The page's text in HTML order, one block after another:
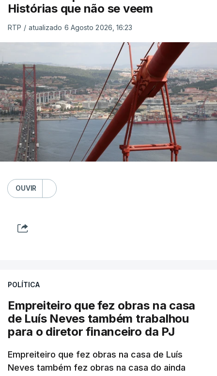
Histórias que não se veem
RTP / atualizado 6 Agosto 2026, 16:23
OUVIR
POLÍTICA
Empreiteiro que fez obras na casa
de Luís Neves também trabalhou
para o diretor financeiro da PJ
Empreiteiro que fez obras na casa de Luís
Neves também fez obras na casa do ainda